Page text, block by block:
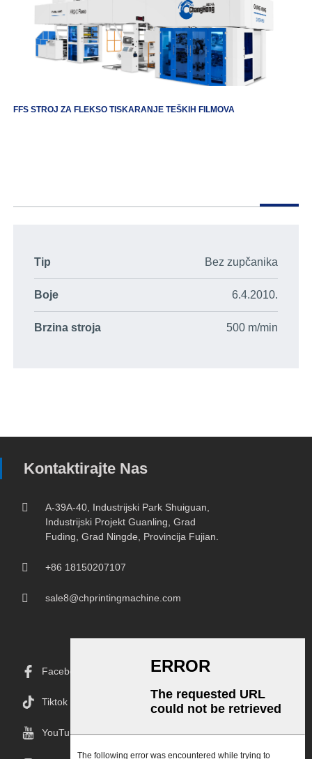
FFS STROJ ZA FLEKSO TISKARANJE TEŠKIH FILMOVA
Tip Bez zupčanika
Boje 6.4.2010.
Brzina stroja 500 m/min
Kontaktirajte Nas
A-39A-40, Industrijski Park Shuiguan,
Industrijski Projekt Guanling, Grad
Fuding, Grad Ningde, Provincija Fujian.
+86 18150207107
sale8@chprintingmachine.com
Facebook
Tiktok
YouTube